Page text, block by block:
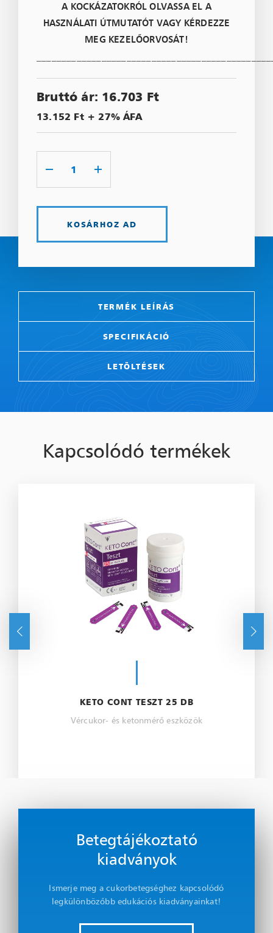
A KOCKÁZATOKRÓL OLVASSA EL A
HASZNÁLATI ÚTMUTATÓT VAGY KÉRDEZZE
MEG KEZELŐORVOSÁT!
Bruttó ár: 16.703 Ft
13.152 Ft + 27% ÁFA
KOSÁRHOZ AD
TERMÉK LEÍRÁS
SPECIFIKÁCIÓ
LETÖLTÉSEK
Kapcsolódó termékek
KETO CONT TESZT 25 DB
Vércukor- és ketonmérő eszközök
Betegtájékoztató
kiadványok
Ismerje meg a cukorbetegséghez kapcsolódó
legkülönbözőbb edukációs kiadványainkat!